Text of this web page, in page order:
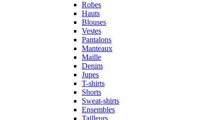
Robes
Hauts
Blouses
Vestes
Pantalons
Manteaux
Maille
Denim
Jupes
T-shirts
Shorts
Sweat-shirts
Ensembles
Tailleurs